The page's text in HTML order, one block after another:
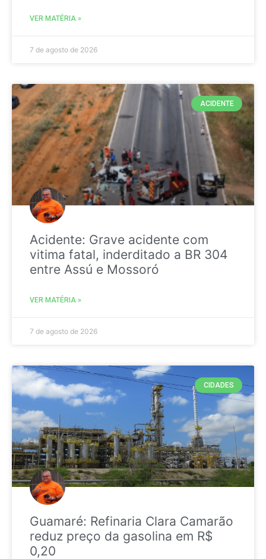
VER MATÉRIA »
7 de agosto de 2026
ACIDENTE
Acidente: Grave acidente com
vitima fatal, inderditado a BR 304
entre Assú e Mossoró
VER MATÉRIA »
7 de agosto de 2026
CIDADES
Guamaré: Refinaria Clara Camarão
reduz preço da gasolina em R$
0,20